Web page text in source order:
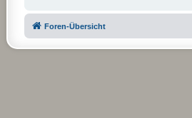
Foren-Übersicht